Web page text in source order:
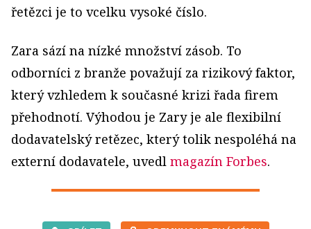
řetězci je to vcelku vysoké číslo.
Zara sází na nízké množství zásob. To
odborníci z branže považují za rizikový faktor,
který vzhledem k současné krizi řada firem
přehodnotí. Výhodou je Zary je ale flexibilní
dodavatelský retězec, který tolik nespoléhá na
externí dodavatele, uvedl magazín Forbes.